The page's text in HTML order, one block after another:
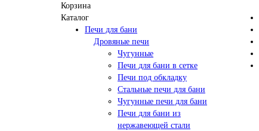
Корзина
Каталог
Печи для бани
Дровяные печи
Чугунные
Печи для бани в сетке
Печи под обкладку
Стальные печи для бани
Чугунные печи для бани
Печи для бани из
нержавеющей стали